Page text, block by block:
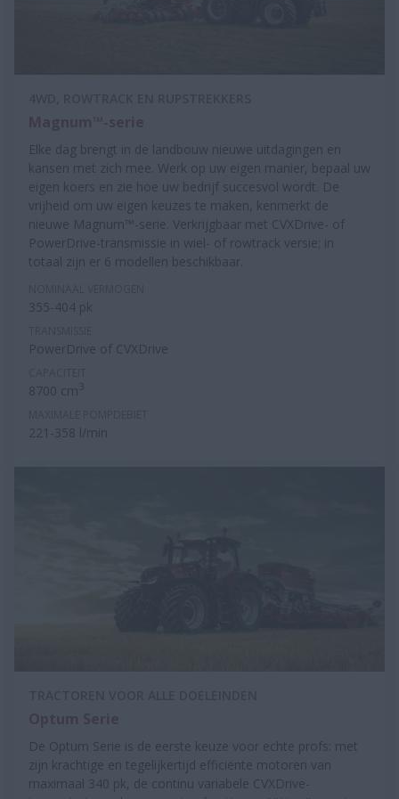
Elke dag brengt in de landbouw nieuwe uitdagingen en
kansen met zich mee. Werk op uw eigen manier, bepaal uw
eigen koers en zie hoe uw bedrijf succesvol wordt. De
vrijheid om uw eigen keuzes te maken, kenmerkt de
nieuwe Magnum™-serie. Verkrijgbaar met CVXDrive- of
PowerDrive-transmissie in wiel- of rowtrack versie; in
totaal zijn er 6 modellen beschikbaar.
355-404 pk
PowerDrive of CVXDrive
8700 cm 3
221-358 l/min
De Optum Serie is de eerste keuze voor echte profs: met
zijn krachtige en tegelijkertijd efficiënte motoren van
maximaal 340 pk, de continu variabele CVXDrive-